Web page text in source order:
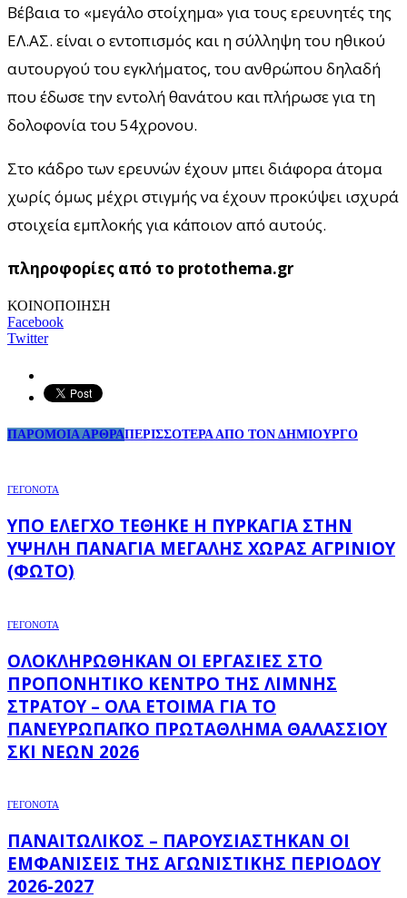
Βέβαια το «μεγάλο στοίχημα» για τους ερευνητές της
ΕΛ.ΑΣ. είναι ο εντοπισμός και η σύλληψη του ηθικού
αυτουργού του εγκλήματος, του ανθρώπου δηλαδή
που έδωσε την εντολή θανάτου και πλήρωσε για τη
δολοφονία του 54χρονου.
Στο κάδρο των ερευνών έχουν μπει διάφορα άτομα
χωρίς όμως μέχρι στιγμής να έχουν προκύψει ισχυρά
στοιχεία εμπλοκής για κάποιον από αυτούς.
πληροφορίες από το protothema.gr
ΚΟΙΝΟΠΟΙΗΣΗ
Facebook
Twitter
ΠΑΡΟΜΟΙΑ ΑΡΘΡΑΠΕΡΙΣΣΟΤΕΡΑ ΑΠΟ ΤΟΝ ΔΗΜΙΟΥΡΓΟ
ΓΕΓΟΝΟΤΑ
ΥΠΌ ΈΛΕΓΧΟ ΤΈΘΗΚΕ Η ΠΥΡΚΑΓΙΆ ΣΤΗΝ
ΥΨΗΛΉ ΠΑΝΑΓΙΆ ΜΕΓΆΛΗΣ ΧΏΡΑΣ ΑΓΡΙΝΊΟΥ
(ΦΩΤΌ)
ΓΕΓΟΝΟΤΑ
ΟΛΟΚΛΗΡΏΘΗΚΑΝ ΟΙ ΕΡΓΑΣΊΕΣ ΣΤΟ
ΠΡΟΠΟΝΗΤΙΚΌ ΚΈΝΤΡΟ ΤΗΣ ΛΊΜΝΗΣ
ΣΤΡΆΤΟΥ – ΌΛΑ ΈΤΟΙΜΑ ΓΙΑ ΤΟ
ΠΑΝΕΥΡΩΠΑΪΚΌ ΠΡΩΤΆΘΛΗΜΑ ΘΑΛΆΣΣΙΟΥ
ΣΚΙ ΝΈΩΝ 2026
ΓΕΓΟΝΟΤΑ
ΠΑΝΑΙΤΩΛΙΚΌΣ – ΠΑΡΟΥΣΙΆΣΤΗΚΑΝ ΟΙ
ΕΜΦΑΝΊΣΕΙΣ ΤΗΣ ΑΓΩΝΙΣΤΙΚΉΣ ΠΕΡΙΌΔΟΥ
2026-2027